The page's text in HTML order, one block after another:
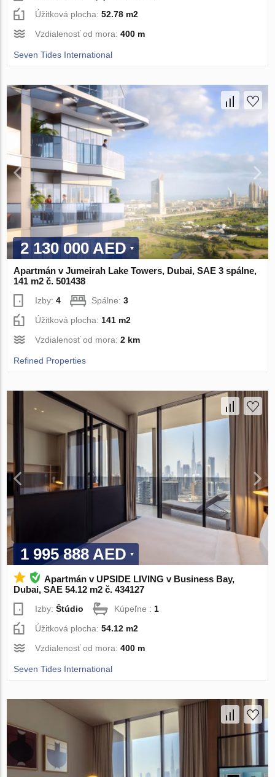
Úžitková plocha:52.78 m2
Vzdialenosť od mora:400 m
Seven Tides International
2 130 000 AED
Apartmán v Jumeirah Lake Towers, Dubai, SAE 3 spálne,
141 m2 č. 501438
Izby:4 Spálne:3
Úžitková plocha: 141 m2
Vzdialenosť od mora:2 km
Refined Properties
1 995 888 AED
Apartmán v UPSIDE LIVING v Business Bay,
Dubai, SAE 54.12 m2 č. 434127
Izby:Štúdio Kúpeľne : 1
Úžitková plocha:54.12 m2
Vzdialenosť od mora:400 m
Seven Tides International